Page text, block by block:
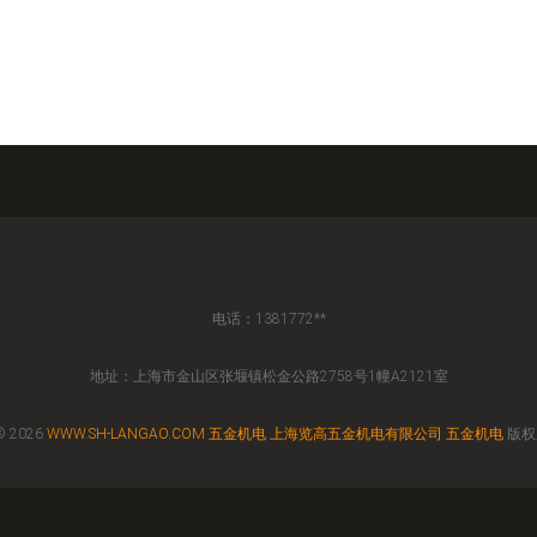
电话：1381772**
地址：上海市金山区张堰镇松金公路2758号1幢A2121室
2026 WWW.SH-LANGAO.COM 五金机电 上海览高五金机电有限公司 五金机电 版